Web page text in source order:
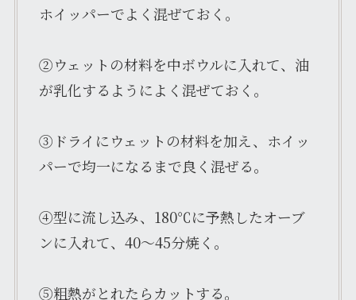
ホイッパーでよく混ぜておく。
②ウェットの材料を中ボウルに入れて、油
が乳化するようによく混ぜておく。
③ドライにウェットの材料を加え、ホイッ
パーで均一になるまで良く混ぜる。
④型に流し込み、180℃に予熱したオーブ
ンに入れて、40～45分焼く。
⑤粗熱がとれたらカットする。